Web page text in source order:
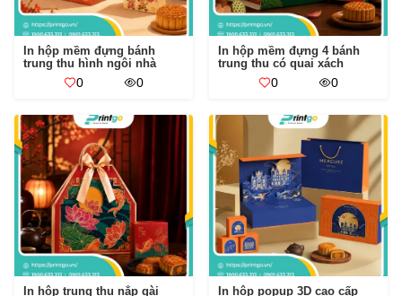
In hộp mềm đựng bánh
trung thu hình ngôi nhà
0 0
In hộp mềm đựng 4 bánh
trung thu có quai xách
0 0
In hộp trung thu nắp gài
In hộp popup 3D cao cấp